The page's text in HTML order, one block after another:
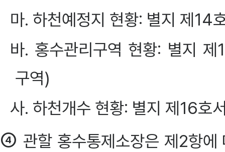
마. 하천예정지 현황: 별지 제14
바. 홍수관리구역 현황: 별지 제
구역)
사. 하천개수 현황: 별지 제16호
④ 관할 홍수통제소장은 제2항